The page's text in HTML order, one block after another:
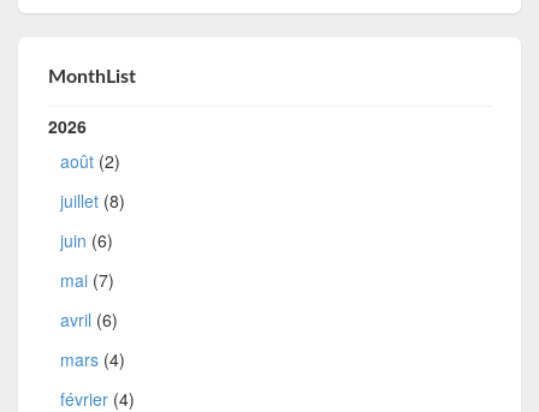
MonthList
2026
août (2)
juillet (8)
juin (6)
mai (7)
avril (6)
mars (4)
février (4)